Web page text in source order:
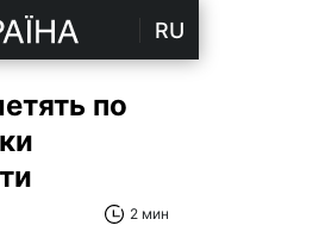
RU
по
2 мин